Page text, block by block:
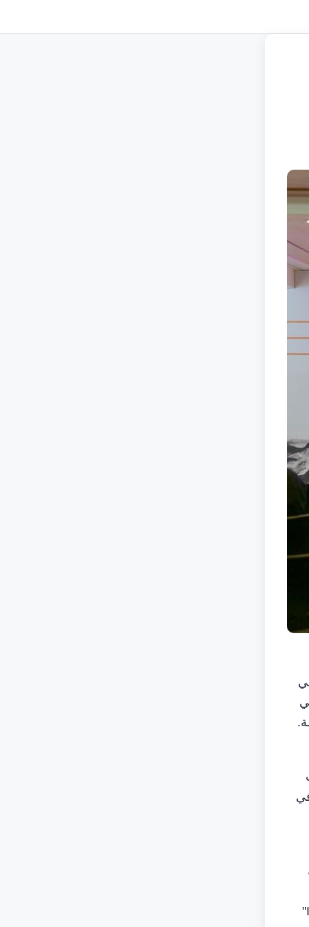
رانجان، أستاذ كرسي ديوان ولي عهد أبوظبي في التقدم المجتمعي، أستاذ الإستراتيجية والإدارة في كلية إنسياد "INSEAD"